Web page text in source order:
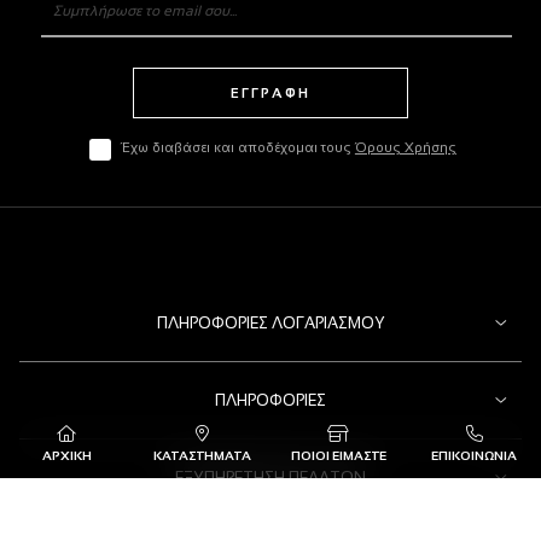
ΑΡΧΙΚΗ ΚΑΤΑΣΤΗΜΑΤΑ ΠΟΙΟΙ ΕΙΜΑΣΤΕ ΕΠΙΚΟΙΝΩΝΙΑ
ΕΓΓΡΑΦΗ
Έχω διαβάσει και αποδέχομαι τους Όρους Χρήσης
ΠΛΗΡΟΦΟΡΊΕΣ ΛΟΓΑΡΙΑΣΜΟΎ
ΠΛΗΡΟΦΟΡΊΕΣ
ΕΞΥΠΗΡΈΤΗΣΗ ΠΕΛΑΤΏΝ